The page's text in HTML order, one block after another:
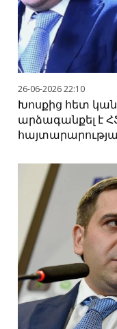
26-06-2026 22:10
Խոսքից հետ
արձագանքել է